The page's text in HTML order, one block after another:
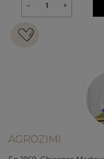
− +
AGROZIMI